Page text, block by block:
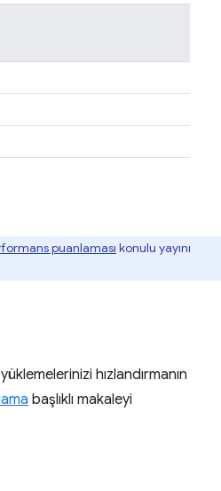
puanlaması konulu yayını
hızlandırmanın
başlıklı makaleyi